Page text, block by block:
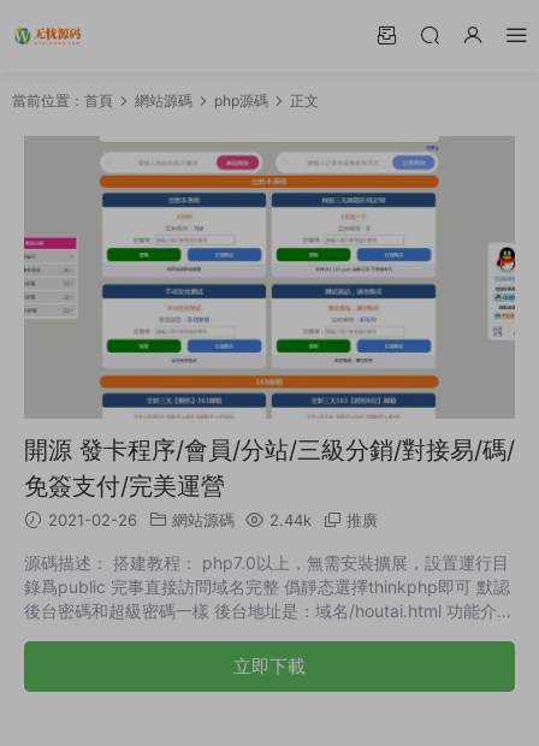
當前位置： 首頁 網站源碼 php源碼 正文
開源 發卡程序/會員/分站/三級分銷/對接易/碼/
免簽支付/完美運營
2021-02-26 網站源碼 2.44k 推廣
源碼描述： 搭建教程： php7.0以上，無需安裝擴展，設置運行目
錄爲public 完事直接訪問域名完整 僞靜态選擇thinkphp即可 默認
後台密碼和超級密碼一樣 後台地址是：域名/houtai.html 功能介紹
碼支付 積分商城吸引客戶盈利 後台添加廣告爲站盈利 文章發布有
利于SEO優化 完整的會員制度有利于賺錢 更多功能自己挖掘，加
立即下載